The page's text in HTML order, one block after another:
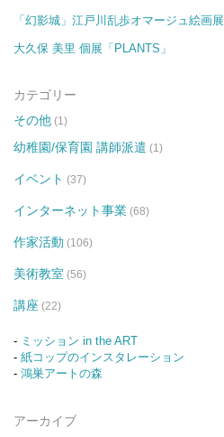
「幻影城」江戸川乱歩オマージュ絵画展
大久保 美里 個展「PLANTS」
カテゴリー
その他 (1)
幼稚園/保育園 講師派遣 (1)
イベント (37)
インターネット事業 (68)
作家活動 (106)
美術教室 (56)
講座 (22)
- ミッション in the ART
- 紙コップのインスタレーション
- 鴻巣アートの森
アーカイブ